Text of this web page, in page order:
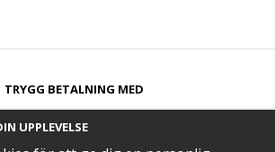
TRYGG BETALNING MED​
UPPLEVELSE